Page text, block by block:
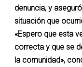
denuncia, y
situación que
«Espero que esta
correcta y que se
la comunidad»,